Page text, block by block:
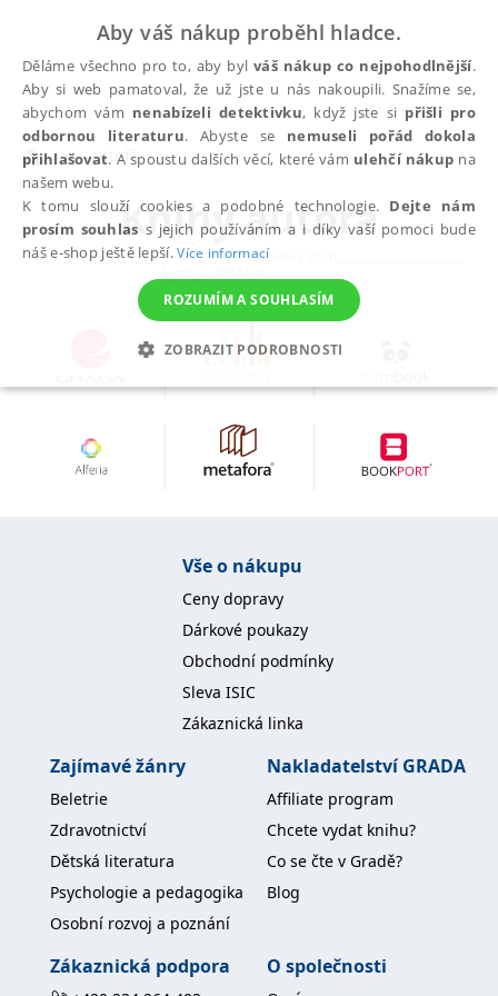
autoři
Knihy autora
Vše o nákupu
Ceny dopravy
Dárkové poukazy
Obchodní podmínky
Sleva ISIC
Zákaznická linka
Zajímavé žánry
Beletrie
Zdravotnictví
Dětská literatura
Psychologie a pedagogika
Osobní rozvoj a poznání
Nakladatelství GRADA
Affiliate program
Chcete vydat knihu?
Co se čte v Gradě?
Blog
Zákaznická podpora O společnosti
Aby váš nákup proběhl hladce.
Děláme všechno pro to, aby bylváš nákup co nejpohodlnější.
Aby si web pamatoval, že už jste u nás nakoupili. Snažíme se,
abychom vám nenabízeli detektivku, když jste si přišli pro
odbornou literaturu. Abyste se nemuseli pořád dokola
přihlašovat. A spoustu dalších věcí, které vám ulehčí nákup na
našem webu.
K tomu slouží cookies a podobné technologie. Dejte nám
prosím souhlas s jejich používáním a i díky vaší pomoci bude
náš e-shop ještě lepší.Více informací
ROZUMÍM A SOUHLASÍM
ZOBRAZIT PODROBNOSTI
NEZBYTNÉ ANALYTICKÉ MARKETINGOVÉ
FUNKČNÍ NEZAŘAZENÉ SOUBORY
Nezařazené soubory
Nezbytně nutné soubory cookie umožňují základní funkce webových
stránek, jako je přihlášení uživatele a správa účtu. Webové stránky nelze
bez nezbytně nutných souborů cookie správně používat.
Provider /
Doména
CookieScript
služba
Script.com k
předvoleb
soubory
Cookie-
Script.com